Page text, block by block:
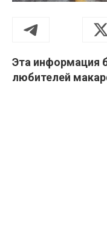
Эта информация
любителей